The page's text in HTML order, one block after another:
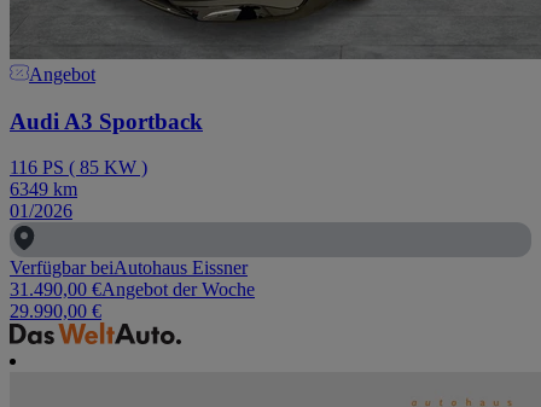
Angebot
Audi A3 Sportback
116 PS ( 85 KW )
6349 km
01/2026
Verfügbar beiAutohaus Eissner
31.490,00 €Angebot der Woche
29.990,00 €